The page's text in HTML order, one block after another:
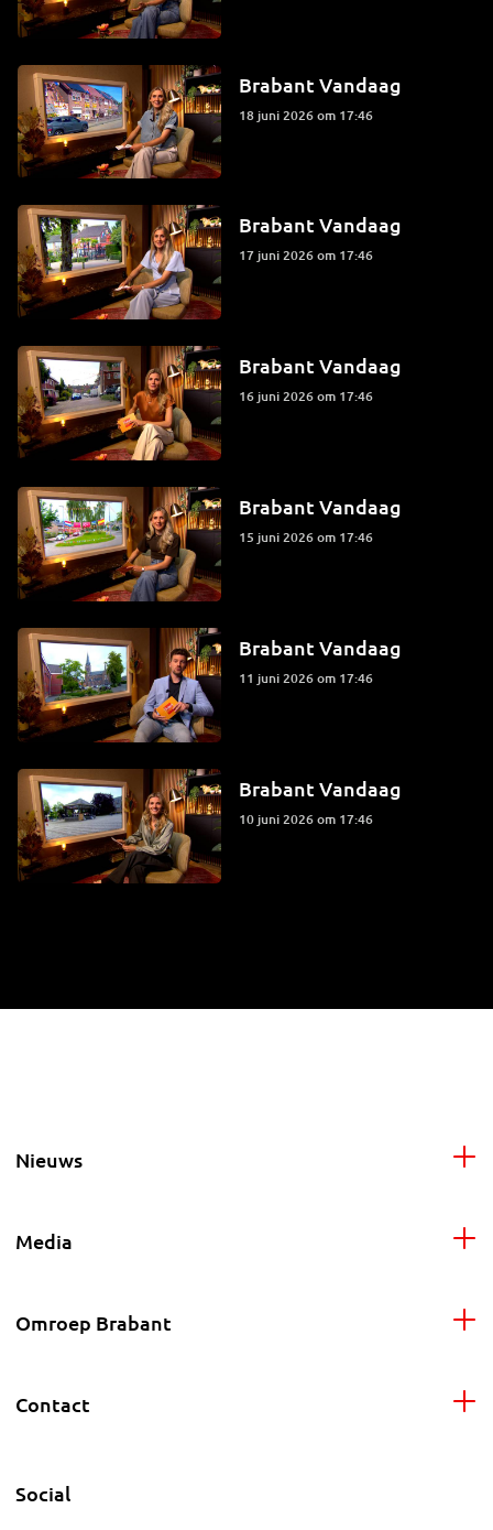
Brabant Vandaag
18 juni 2026 om 17:46
Brabant Vandaag
17 juni 2026 om 17:46
Brabant Vandaag
16 juni 2026 om 17:46
Brabant Vandaag
15 juni 2026 om 17:46
Brabant Vandaag
11 juni 2026 om 17:46
Brabant Vandaag
10 juni 2026 om 17:46
Nieuws
Media
Omroep Brabant
Contact
Social